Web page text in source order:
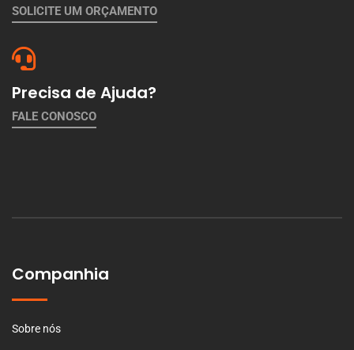
SOLICITE UM ORÇAMENTO
Precisa de Ajuda?
FALE CONOSCO
Companhia
Sobre nós